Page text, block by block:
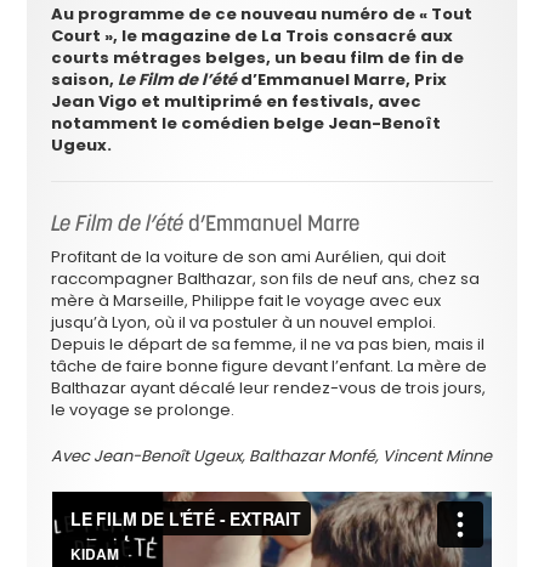
Au programme de ce nouveau numéro de « Tout
Court », le magazine de La Trois consacré aux
courts métrages belges, un beau film de fin de
saison, Le Film de l’étéd’Emmanuel Marre, Prix
Jean Vigo et multiprimé en festivals, avec
notamment le comédien belge Jean-Benoît
Ugeux.
Le Film de l’été d’Emmanuel Marre
Profitant de la voiture de son ami Aurélien, qui doit
raccompagner Balthazar, son fils de neuf ans, chez sa
mère à Marseille, Philippe fait le voyage avec eux
jusqu’à Lyon, où il va postuler à un nouvel emploi.
Depuis le départ de sa femme, il ne va pas bien, mais il
tâche de faire bonne figure devant l’enfant. La mère de
Balthazar ayant décalé leur rendez-vous de trois jours,
le voyage se prolonge.
Avec Jean-Benoît Ugeux, Balthazar Monfé, Vincent Minne